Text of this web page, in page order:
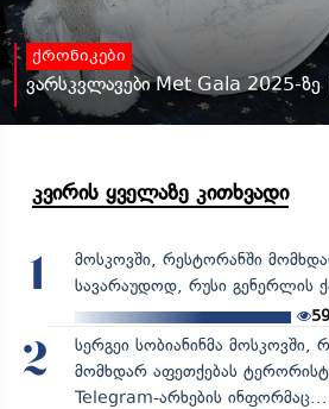
ქრონიკები
ვარსკვლავები Met Gala 2025-
კვირის ყველაზე კითხვადი
1
მოსკოვში, რესტორანში
სავარაუდოდ, რუსი გენერლის
2
სერგეი სობიანინმა მოსკოვში,
მომხდარ აფეთქებას
Telegram-არხების ინფორმაც...